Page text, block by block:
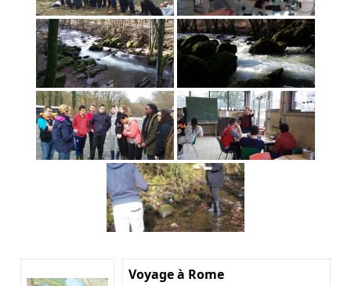
Voyage à Rome